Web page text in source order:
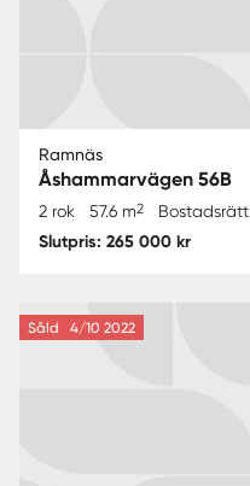
Ramnäs
Åshammarvägen 56B
2 rok 57.6 m2 Bostadsrätt
Slutpris: 265 000 kr
Såld 4/10 2022